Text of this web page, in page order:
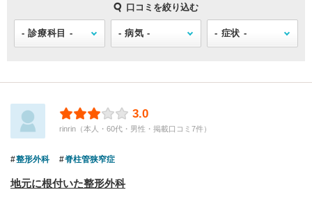
口コミを絞り込む
3.0
rinrin（本人・60代・男性・掲載口コミ7件）
整形外科 脊柱管狭窄症
地元に根付いた整形外科